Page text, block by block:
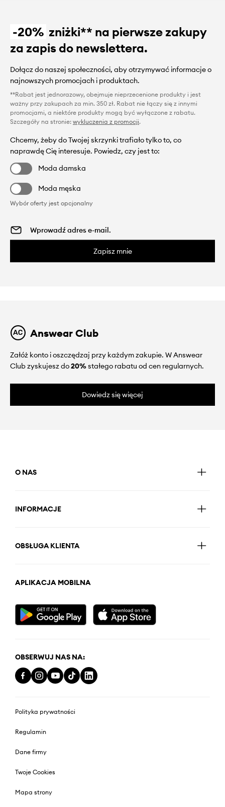
-20% zniżki** na pierwsze zakupy
za zapis do newslettera.
Dołącz do naszej społeczności, aby otrzymywać informacje o
najnowszych promocjach i produktach.
**Rabat jest jednorazowy, obejmuje nieprzecenione produkty i jest
ważny przy zakupach za min. 350 zł. Rabat nie łączy się z innymi
promocjami, a niektóre produkty mogą być wyłączone z rabatu.
Szczegóły na stronie: wykluczenia z promocji.
Chcemy, żeby do Twojej skrzynki trafiało tylko to, co
naprawdę Cię interesuje. Powiedz, czy jest to:
Moda damska
Moda męska
Wybór oferty jest opcjonalny
Zapisz mnie
Answear Club
Załóż konto i oszczędzaj przy każdym zakupie. W Answear
Club zyskujesz do20%stałego rabatu od cen regularnych.
Dowiedz się więcej
O NAS
INFORMACJE
OBSŁUGA KLIENTA
APLIKACJA MOBILNA
OBSERWUJ NAS NA:
Polityka prywatności
Regulamin
Dane firmy
Twoje Cookies
Mapa strony